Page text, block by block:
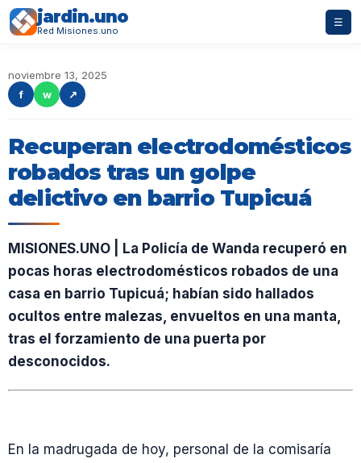
jardin.uno
Red Misiones.uno
☰
noviembre 13, 2025
f
w ↗
Recuperan electrodomésticos
robados tras un golpe
delictivo en barrio Tupicuá
MISIONES.UNO | La Policía de Wanda recuperó en
pocas horas electrodomésticos robados de una
casa en barrio Tupicuá; habían sido hallados
ocultos entre malezas, envueltos en una manta,
tras el forzamiento de una puerta por
desconocidos.
En la madrugada de hoy, personal de la comisaría